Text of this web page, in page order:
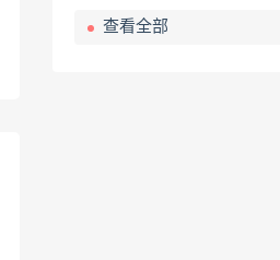
查看全部